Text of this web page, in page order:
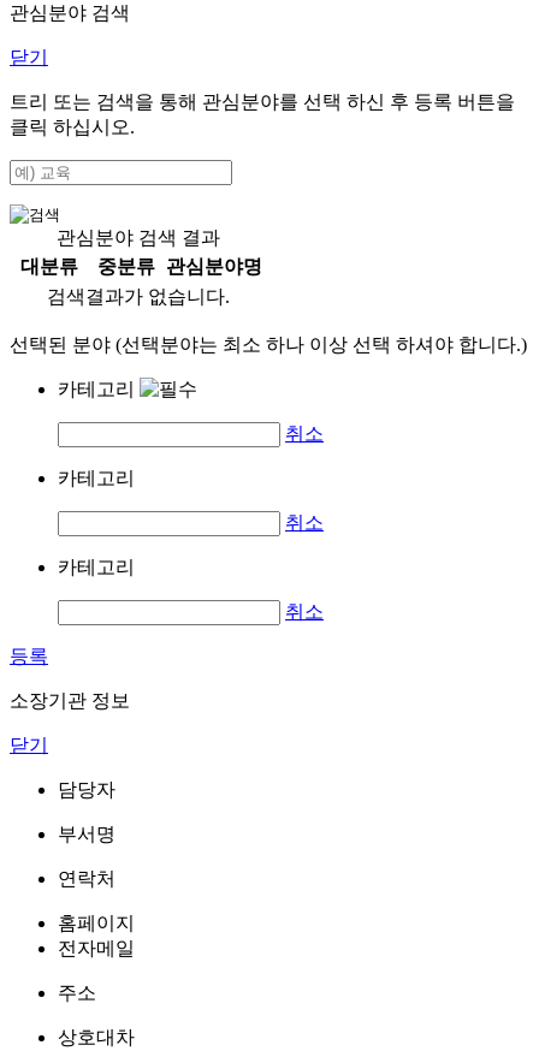
관심분야 검색
닫기
트리 또는 검색을 통해 관심분야를 선택 하신 후 등록 버튼을
클릭 하십시오.
관심분야 검색 결과
대분류
중분류
관심분야명
검색결과가 없습니다.
선택된 분야 (선택분야는 최소 하나 이상 선택 하셔야 합니다.)
카테고리
취소
카테고리
취소
카테고리
취소
등록
소장기관 정보
닫기
담당자
부서명
연락처
홈페이지
전자메일
주소
상호대차